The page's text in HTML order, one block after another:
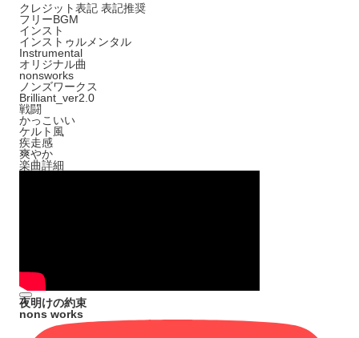
クレジット表記 表記推奨
フリーBGM
インスト
インストゥルメンタル
Instrumental
オリジナル曲
nonsworks
ノンズワークス
Brilliant_ver2.0
戦闘
かっこいい
ケルト風
疾走感
爽やか
楽曲詳細
夜明けの約束
nons works